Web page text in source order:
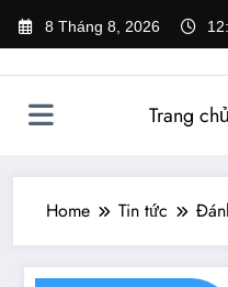
8 Tháng 8, 2026
Trang chủ
Home Tin tức